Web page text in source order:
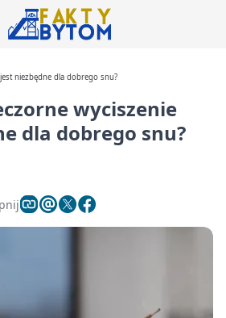
niezbędne dla dobrego snu?
wyciszenie
dla dobrego snu?